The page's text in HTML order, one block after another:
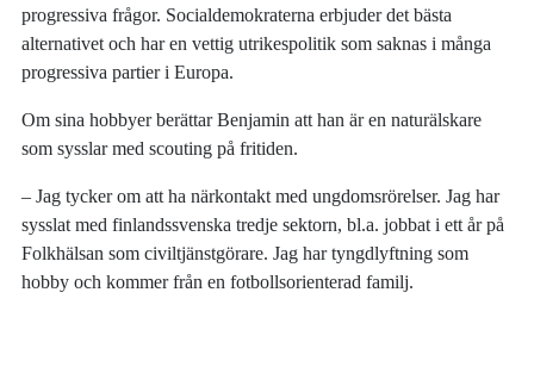
progressiva frågor. Socialdemokraterna erbjuder det bästa
alternativet och har en vettig utrikespolitik som saknas i många
progressiva partier i Europa.
Om sina hobbyer berättar Benjamin att han är en naturälskare
som sysslar med scouting på fritiden.
– Jag tycker om att ha närkontakt med ungdomsrörelser. Jag har
sysslat med finlandssvenska tredje sektorn, bl.a. jobbat i ett år på
Folkhälsan som civiltjänstgörare. Jag har tyngdlyftning som
hobby och kommer från en fotbollsorienterad familj.